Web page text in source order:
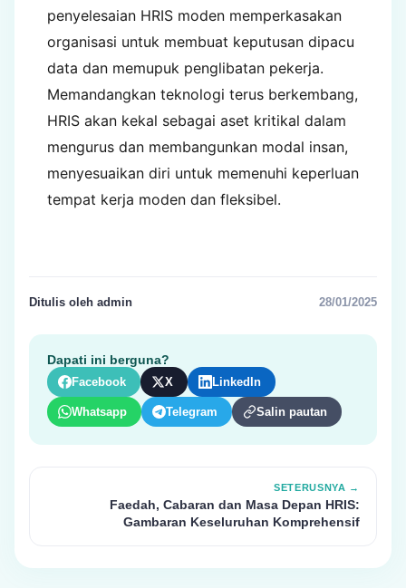
penyelesaian HRIS moden memperkasakan
organisasi untuk membuat keputusan dipacu
data dan memupuk penglibatan pekerja.
Memandangkan teknologi terus berkembang,
HRIS akan kekal sebagai aset kritikal dalam
mengurus dan membangunkan modal insan,
menyesuaikan diri untuk memenuhi keperluan
tempat kerja moden dan fleksibel.
Ditulis oleh admin 28/01/2025
Dapati ini berguna?
Facebook X LinkedIn
Whatsapp Telegram Salin pautan
SETERUSNYA →
Faedah, Cabaran dan Masa Depan HRIS:
Gambaran Keseluruhan Komprehensif